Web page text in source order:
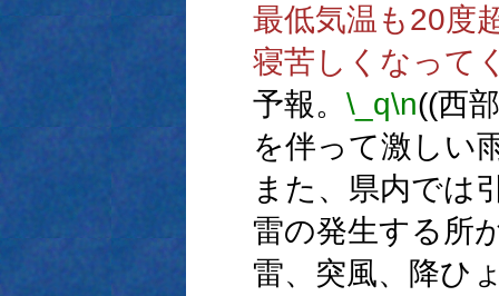
最低気温も20度
寝苦しくなって
予報。 \_q\n((西
を伴って激しい
また、県内では
雷の発生する所
雷、突風、降ひ